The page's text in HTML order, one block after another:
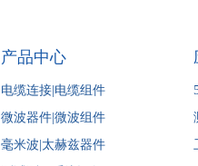
产品中心
电缆连接|电缆组件
微波器件|微波组件
毫米波|太赫兹器件